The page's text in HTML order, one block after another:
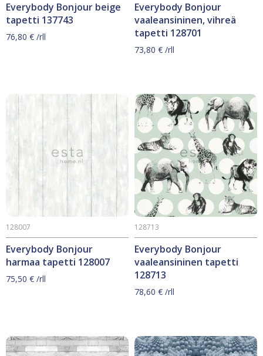
Everybody Bonjour beige
tapetti 137743
76,80 € /rll
Everybody Bonjour
vaaleansininen, vihreä
tapetti 128701
73,80 € /rll
Everybody Bonjour
harmaa tapetti 128007
128007
75,50 € /rll
Everybody Bonjour
vaaleansininen tapetti
128713
128713
78,60 € /rll